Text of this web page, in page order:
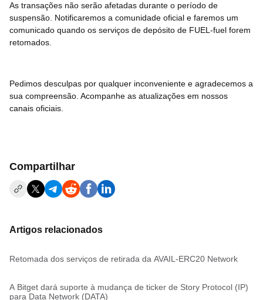
As transações não serão afetadas durante o período de
suspensão. Notificaremos a comunidade oficial e faremos um
comunicado quando os serviços de depósito de FUEL-fuel forem
retomados.
Pedimos desculpas por qualquer inconveniente e agradecemos a
sua compreensão. Acompanhe as atualizações em nossos
canais oficiais.
Compartilhar
Artigos relacionados
Retomada dos serviços de retirada da AVAIL-ERC20 Network
A Bitget dará suporte à mudança de ticker de Story Protocol (IP)
para Data Network (DATA)